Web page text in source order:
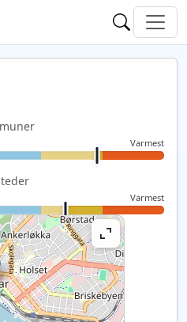
Varmest
Varmest